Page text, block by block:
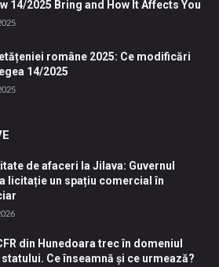
14/2025 Bring and How It Affects You
române 2025: Ce modificări
14/2025
de afaceri la Jilava: Guvernul
licitație un spațiu comercial în
din Hunedoara trec în domeniul
Ce înseamnă și ce urmează?